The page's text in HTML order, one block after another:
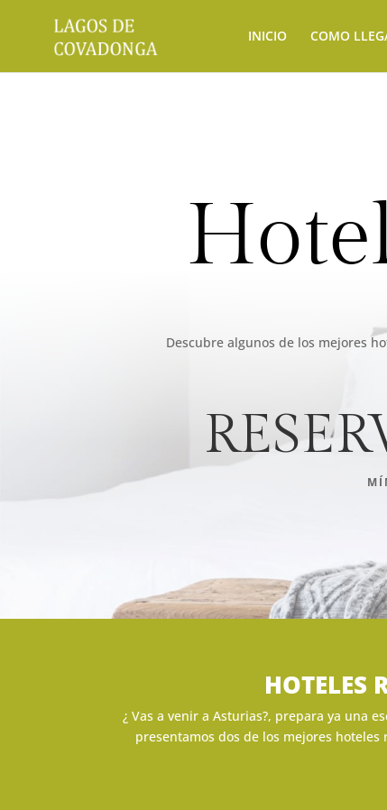
INICIO COMO
Descubre algunos de los mejores
HOTELES
¿ Vas a venir a Asturias?, prepara ya una
presentamos dos de los mejores